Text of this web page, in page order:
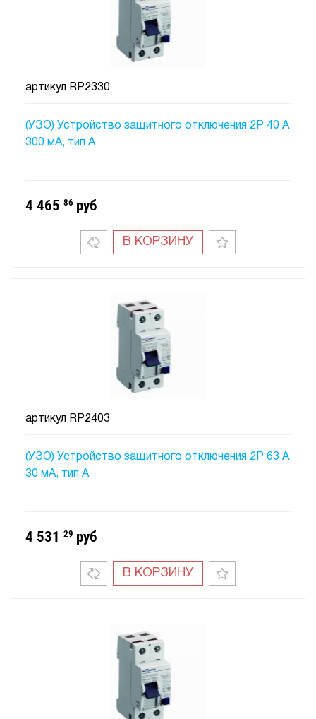
(УЗО) Устройство защитного отключения 2P 40 A
300 мA, тип А
артикул RP2330
4 465 86 руб
В КОРЗИНУ
(УЗО) Устройство защитного отключения 2P 63 A
30 мA, тип А
артикул RP2403
4 531 29 руб
В КОРЗИНУ